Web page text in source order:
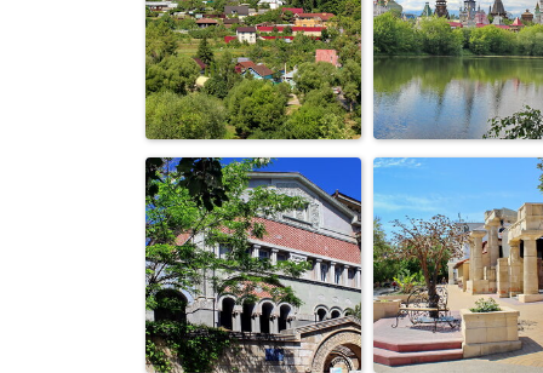
Воронцовский
дворец в Алупке
вид на
море от
д...
город Боровск
пруд в
Измайлово